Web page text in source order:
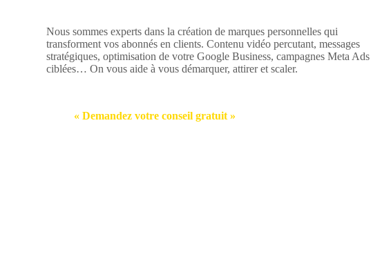
Nous sommes experts dans la création de marques personnelles qui
transforment vos abonnés en clients. Contenu vidéo percutant, messages
stratégiques, optimisation de votre Google Business, campagnes Meta Ads
ciblées… On vous aide à vous démarquer, attirer et scaler.
« Demandez votre conseil gratuit »